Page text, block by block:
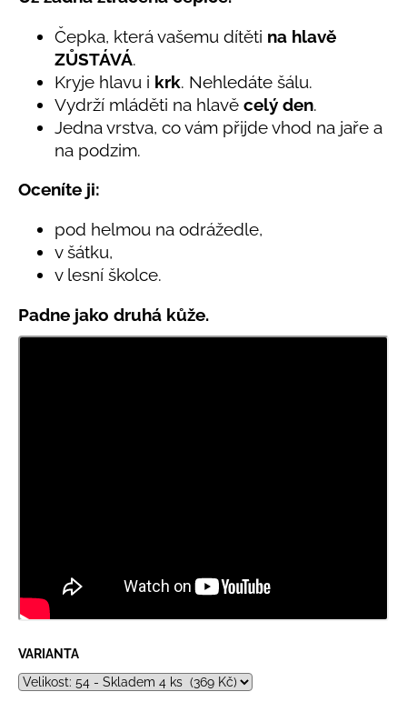
hvězdiček.
Čepka, která vašemu dítěti na hlavě
ZŮSTÁVÁ.
Kryje hlavu i krk. Nehledáte šálu.
Vydrží mláděti na hlavě celý den.
Jedna vrstva, co vám přijde vhod na jaře a
na podzim.
Oceníte ji:
pod helmou na odrážedle,
v šátku,
v lesní školce.
Padne jako druhá kůže.
VARIANTA
BAMBUSOVÉ
NÁMOŘNICKÉ